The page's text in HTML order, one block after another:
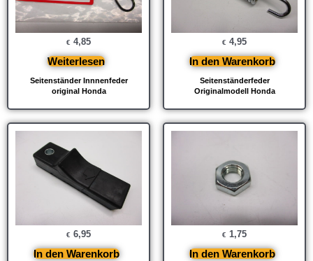
Seitenständer Innnenfeder
original Honda
€ 4,85
Weiterlesen
Seitenständerfeder
Originalmodell Honda
€ 4,95
In den Warenkorb
€ 6,95
In den Warenkorb
€ 1,75
In den Warenkorb